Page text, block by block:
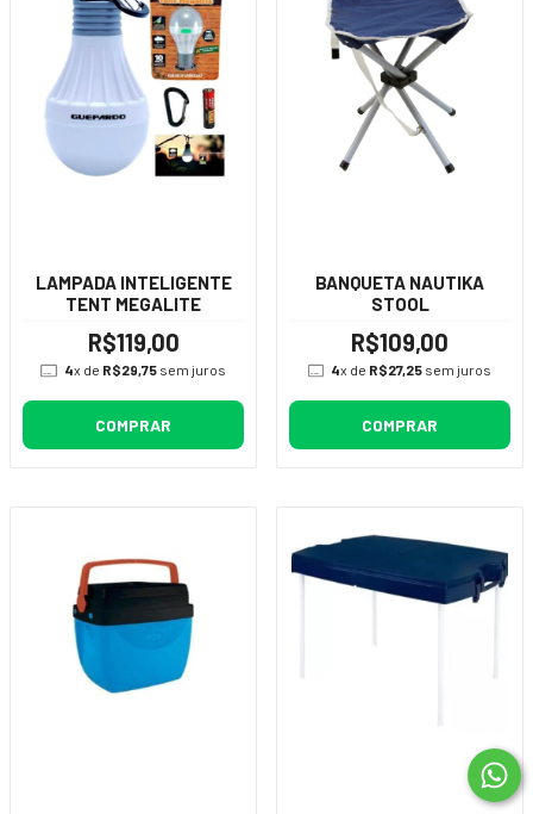
LAMPADA INTELIGENTE
TENT MEGALITE
R$119,00
4x de R$29,75sem juros
COMPRAR
BANQUETA NAUTIKA
STOOL
R$109,00
4x de R$27,25 sem juros
COMPRAR